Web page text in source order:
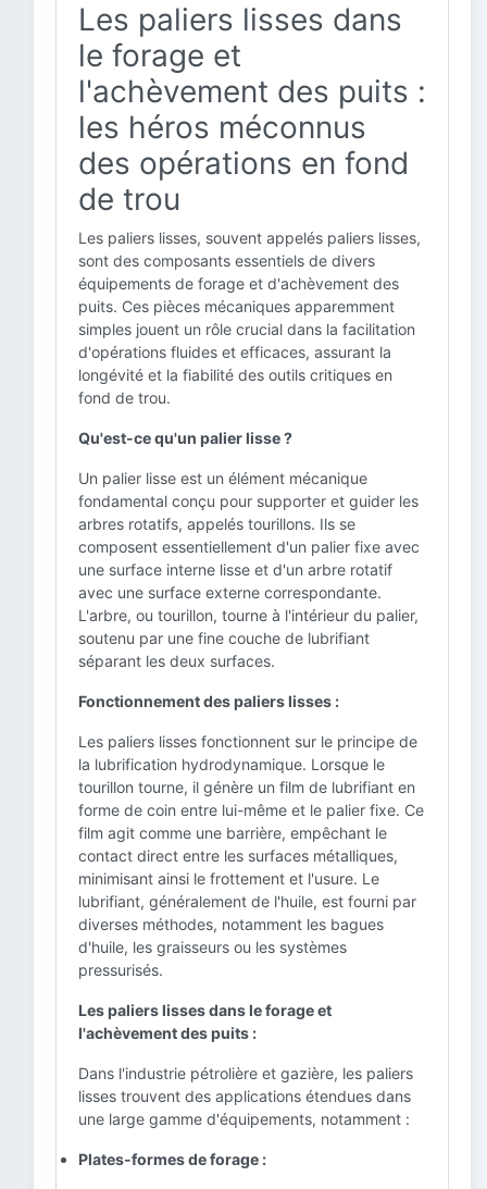
Les paliers lisses dans
le forage et
l'achèvement des puits :
les héros méconnus
des opérations en fond
de trou
Les paliers lisses, souvent appelés paliers lisses,
sont des composants essentiels de divers
équipements de forage et d'achèvement des
puits. Ces pièces mécaniques apparemment
simples jouent un rôle crucial dans la facilitation
d'opérations fluides et efficaces, assurant la
longévité et la fiabilité des outils critiques en
fond de trou.
Qu'est-ce qu'un palier lisse ?
Un palier lisse est un élément mécanique
fondamental conçu pour supporter et guider les
arbres rotatifs, appelés tourillons. Ils se
composent essentiellement d'un palier fixe avec
une surface interne lisse et d'un arbre rotatif
avec une surface externe correspondante.
L'arbre, ou tourillon, tourne à l'intérieur du palier,
soutenu par une fine couche de lubrifiant
séparant les deux surfaces.
Fonctionnement des paliers lisses :
Les paliers lisses fonctionnent sur le principe de
la lubrification hydrodynamique. Lorsque le
tourillon tourne, il génère un film de lubrifiant en
forme de coin entre lui-même et le palier fixe. Ce
film agit comme une barrière, empêchant le
contact direct entre les surfaces métalliques,
minimisant ainsi le frottement et l'usure. Le
lubrifiant, généralement de l'huile, est fourni par
diverses méthodes, notamment les bagues
d'huile, les graisseurs ou les systèmes
pressurisés.
Les paliers lisses dans le forage et
l'achèvement des puits :
Dans l'industrie pétrolière et gazière, les paliers
lisses trouvent des applications étendues dans
une large gamme d'équipements, notamment :
Plates-formes de forage :